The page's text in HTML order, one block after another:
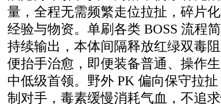
量，全程无需频繁走位拉扯，碎片
经验与物资。单刷各类 BOSS 流程
持续输出，本体间隔释放红绿双毒
便抬手治愈，即便装备普通、操作
中低级首领。野外 PK 偏向保守拉
制对手，毒素缓慢消耗气血，不追